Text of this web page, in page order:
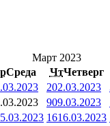
Март 2023
Среда ЧтЧетверг
202.03.2023
909.03.2023
1616.03.2023